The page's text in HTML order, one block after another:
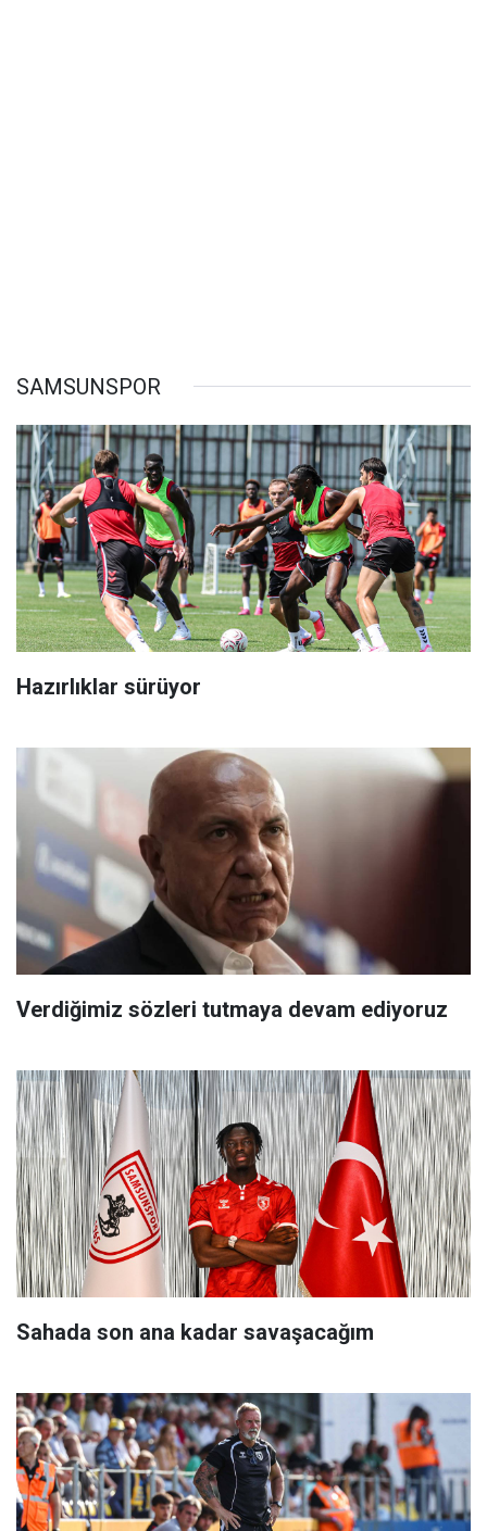
SAMSUNSPOR
Hazırlıklar sürüyor
Verdiğimiz sözleri tutmaya devam ediyoruz
Sahada son ana kadar savaşacağım